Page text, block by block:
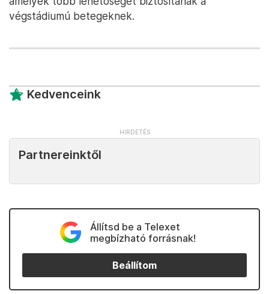
végstádiumú betegeknek.
Kedvenceink
Partnereinktől
Állítsd be a Telexet
megbízható forrásnak!
Beállítom